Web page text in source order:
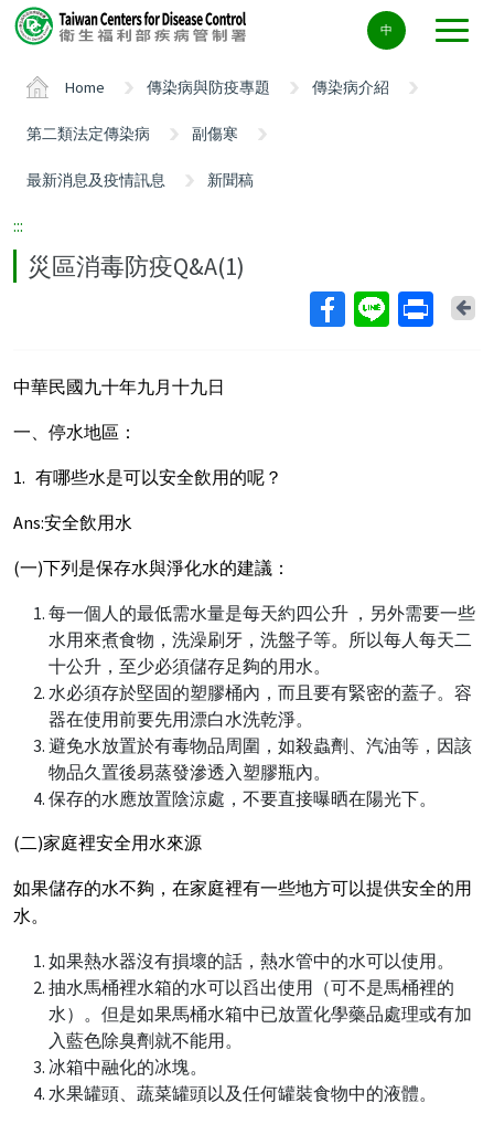
Center
block
中
Home 傳染病與防疫專題 傳染病介紹
第二類法定傳染病 副傷寒
最新消息及疫情訊息 新聞稿
:::
災區消毒防疫Q&A(1)
中華民國九十年九月十九日
一、停水地區：
1. 有哪些水是可以安全飲用的呢？
Ans:安全飲用水
(一)下列是保存水與淨化水的建議：
每一個人的最低需水量是每天約四公升 ，另外需要一些
水用來煮食物，洗澡刷牙，洗盤子等。所以每人每天二
十公升，至少必須儲存足夠的用水。
水必須存於堅固的塑膠桶內，而且要有緊密的蓋子。容
器在使用前要先用漂白水洗乾淨。
避免水放置於有毒物品周圍，如殺蟲劑、汽油等，因該
物品久置後易蒸發滲透入塑膠瓶內。
保存的水應放置陰涼處，不要直接曝晒在陽光下。
(二)家庭裡安全用水來源
如果儲存的水不夠，在家庭裡有一些地方可以提供安全的用
水。
如果熱水器沒有損壞的話，熱水管中的水可以使用。
抽水馬桶裡水箱的水可以舀出使用（可不是馬桶裡的
水）。但是如果馬桶水箱中已放置化學藥品處理或有加
入藍色除臭劑就不能用。
冰箱中融化的冰塊。
水果罐頭、蔬菜罐頭以及任何罐裝食物中的液體。